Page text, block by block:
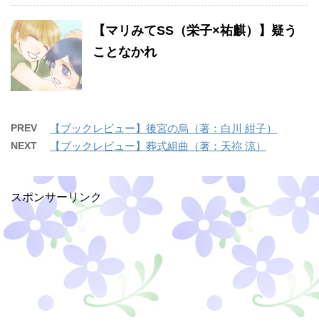
【マリみてSS（栄子×祐麒）】疑う
ことなかれ
PREV 【ブックレビュー】後宮の烏（著：白川 紺子）
NEXT 【ブックレビュー】葬式組曲（著：天祢 涼）
スポンサーリンク